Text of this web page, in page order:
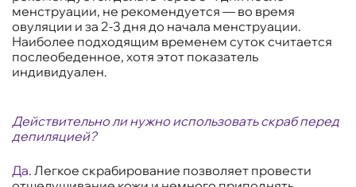
менструации, не рекомендуется — во время
овуляции и за 2-3 дня до начала менструации.
Наиболее подходящим временем суток считается
послеобеденное, хотя этот показатель
индивидуален.
Действительно ли нужно использовать скраб перед
депиляцией?
Да. Легкое скрабирование позволяет провести